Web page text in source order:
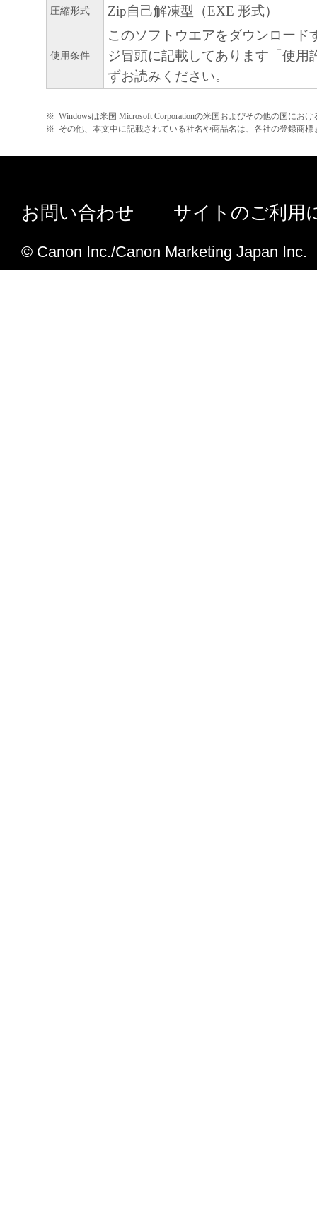
SOFTWARE with only those rights set forth
manufacturer is Canon Inc./30-2,
ku, Tokyo 146-8501, Japan.
本条項中で使用される"the SOFTWARE"と
します。
10．分離可能性
本契約書のいずれかの条項またはその一部
効に存続するものとします。
キヤノン株式会社
圧縮形式 Zip自己解凍型（EXE 形式）
使用条件
このソフトウエアをダウンロード
ジ冒頭に記載してあります「使用
ずお読みください。
※ Windowsは米国 Microsoft Corporationの米国およびその他の国にお
※ その他、本文中に記載されている社名や商品名は、各社の登録商標
お問い合わせ サイトのご利用
© Canon Inc./Canon Marketing Japan Inc.